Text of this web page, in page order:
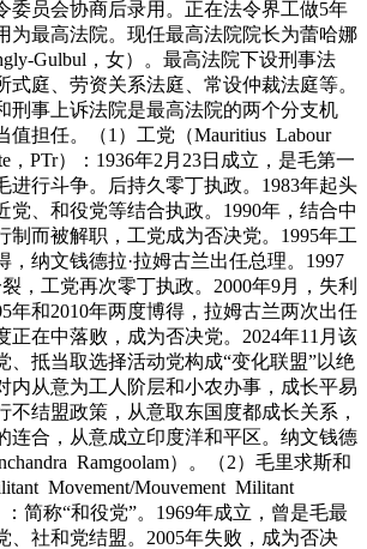
委员会协商后录用。正在法令界工做5年
为最高法院。现任最高法院院长为蕾哈娜
Gulbul，女）。最高法院下设刑事法
式庭、劳资关系法庭、常设仲裁法庭等。
刑事上诉法院是最高法院的两个分支机
值担任。（1）工党（Mauritius Labour
，PTr）：1936年2月23日成立，是毛第一
进行斗争。后持久零丁执政。1983年起头
党、和役党等结合执政。1990年，结合中
制而被解职，工党成为否决党。1995年工
，纳文钱德拉·拉姆古兰出任总理。1997
，工党再次零丁执政。2000年9月，失利
年和2010年两度博得，拉姆古兰两次出任
正在中落败，成为否决党。2024年11月该
、抵当取选择活动党构成“变化联盟”以绝
内从意为工人阶层和小农办事，成长平易
不结盟政策，从意取东国度都成长关系，
连合，从意成立印度洋和平区。纳文钱德
Ramgoolam）。（2）毛里求斯和
Movement/Mouvement Militant
简称“和役党”。1969年成立，曾是毛最
、社和党结盟。2005年失败，成为否决